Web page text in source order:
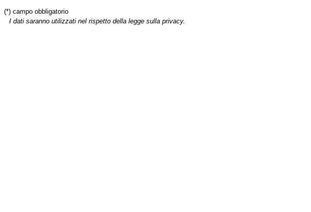
(*) campo obbligatorio
I dati saranno utilizzati nel rispetto della legge sulla privacy.